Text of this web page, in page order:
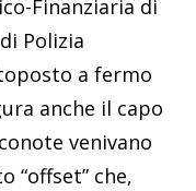
Finanziaria di
Polizia
a fermo
anche il capo
venivano
“offset” che,